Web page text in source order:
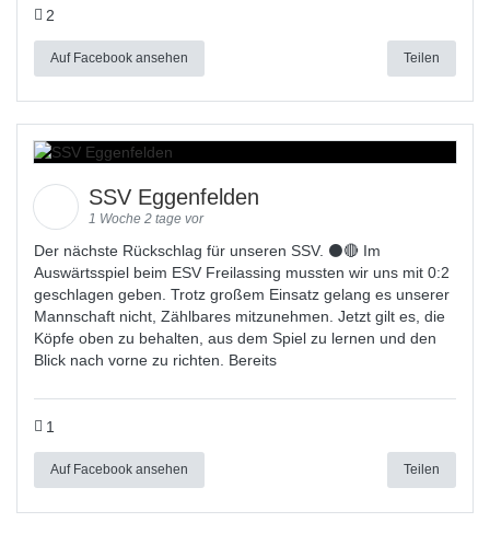
2
Auf Facebook ansehen Teilen
SSV Eggenfelden
1 Woche 2 tage vor
Der nächste Rückschlag für unseren SSV. ⚫🔴 Im
Auswärtsspiel beim ESV Freilassing mussten wir uns mit 0:2
geschlagen geben. Trotz großem Einsatz gelang es unserer
Mannschaft nicht, Zählbares mitzunehmen. Jetzt gilt es, die
Köpfe oben zu behalten, aus dem Spiel zu lernen und den
Blick nach vorne zu richten. Bereits
1
Auf Facebook ansehen Teilen